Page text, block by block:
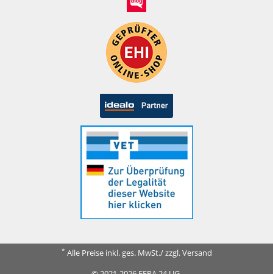
* Alle Preise inkl. ges. MwSt./ zzgl. Versand